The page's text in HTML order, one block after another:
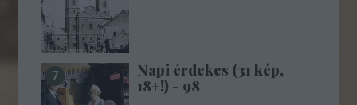
Napi érdekes (31 kép,
18+!) - 98